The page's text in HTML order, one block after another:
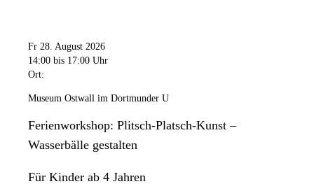
Fr 28. August 2026
14:00 bis 17:00 Uhr
Ort:
Museum Ostwall im Dortmunder U
Ferienworkshop: Plitsch-Platsch-Kunst –
Wasserbälle gestalten
Für Kinder ab 4 Jahren